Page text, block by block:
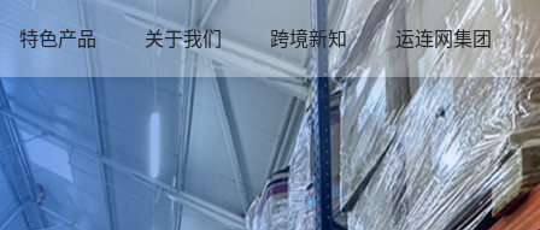
特色产品 关于我们 跨境新知 运连网集团